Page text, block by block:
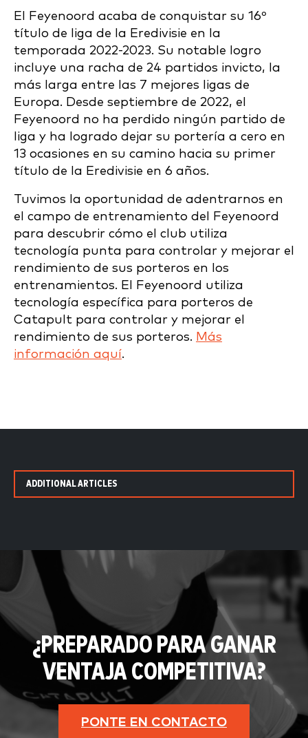
El Feyenoord acaba de conquistar su 16º
título de liga de la Eredivisie en la
temporada 2022-2023. Su notable logro
incluye una racha de 24 partidos invicto, la
más larga entre las 7 mejores ligas de
Europa. Desde septiembre de 2022, el
Feyenoord no ha perdido ningún partido de
liga y ha logrado dejar su portería a cero en
13 ocasiones en su camino hacia su primer
título de la Eredivisie en 6 años.
Tuvimos la oportunidad de adentrarnos en
el campo de entrenamiento del Feyenoord
para descubrir cómo el club utiliza
tecnología punta para controlar y mejorar el
rendimiento de sus porteros en los
entrenamientos. El Feyenoord utiliza
tecnología específica para porteros de
Catapult para controlar y mejorar el
rendimiento de sus porteros. Más
información aquí.
ADDITIONAL ARTICLES
¿PREPARADO PARA GANAR
VENTAJA COMPETITIVA?
PONTE EN CONTACTO